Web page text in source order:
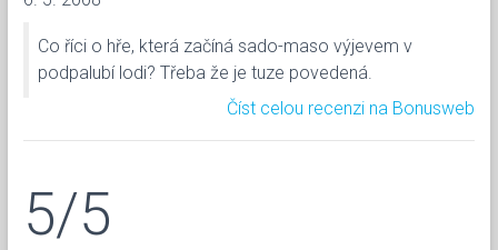
Co říci o hře, která začíná sado-maso výjevem v
podpalubí lodi? Třeba že je tuze povedená.
Číst celou recenzi na Bonusweb
5/5